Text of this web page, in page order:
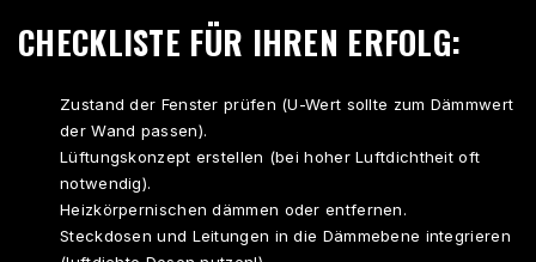
CHECKLISTE FÜR IHREN ERFOLG:
Zustand der Fenster prüfen (U-Wert sollte zum Dämmwert
der Wand passen).
Lüftungskonzept erstellen (bei hoher Luftdichtheit oft
notwendig).
Heizkörpernischen dämmen oder entfernen.
Steckdosen und Leitungen in die Dämmebene integrieren